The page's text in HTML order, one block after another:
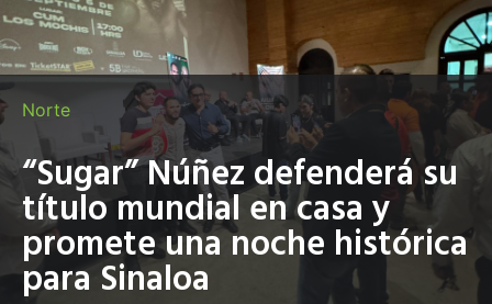
Norte
“Sugar” Núñez defenderá su
título mundial en casa y
promete una noche histórica
para Sinaloa